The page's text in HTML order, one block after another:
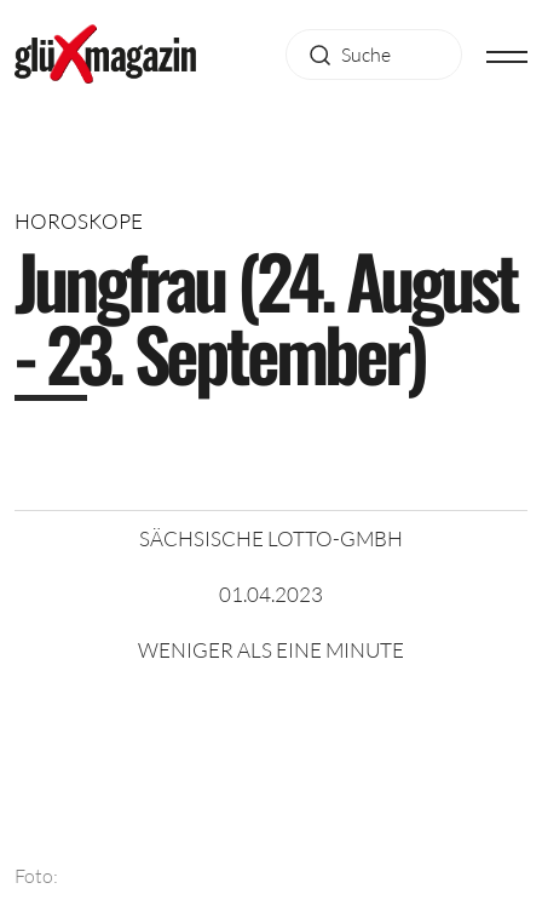
HOROSKOPE
Jungfrau(24.August
-23.September)
SÄCHSISCHE LOTTO-GMBH
01.04.2023
WENIGER ALS EINE MINUTE
Foto: